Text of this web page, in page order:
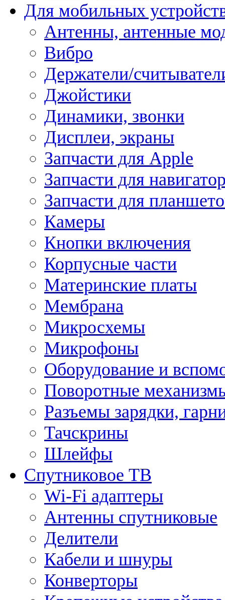
Для мобильных
Антенны, антенные
Вибро
Держатели/
Джойстики
Динамики, звонки
Дисплеи, экраны
Запчасти для Apple
Запчасти для
Запчасти для
Камеры
Кнопки включения
Корпусные части
Материнские платы
Мембрана
Микросхемы
Микрофоны
Оборудование и
Поворотные
Разъемы зарядки,
Тачскрины
Шлейфы
Спутниковое ТВ
Wi-Fi адаптеры
Антенны спутниковые
Делители
Кабели и шнуры
Конверторы